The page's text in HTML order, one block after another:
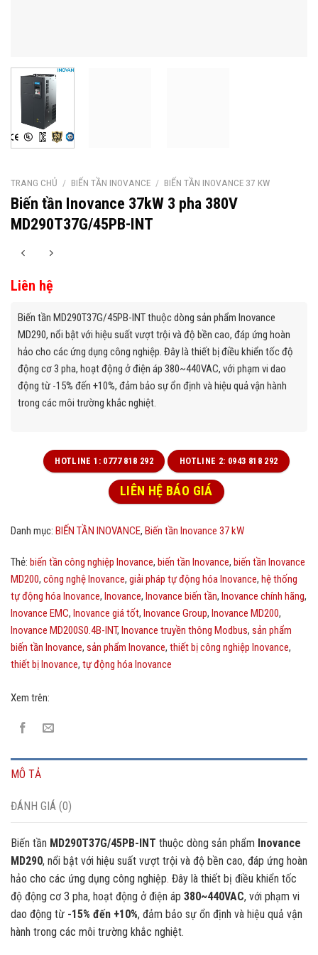
TRANG CHỦ / BIẾN TẦN INOVANCE / BIẾN TẦN INOVANCE 37 KW
Biến tần Inovance 37kW 3 pha 380V
MD290T37G/45PB-INT
Liên hệ
Biến tần MD290T37G/45PB-INT thuộc dòng sản phẩm Inovance
MD290, nổi bật với hiệu suất vượt trội và độ bền cao, đáp ứng hoàn
hảo cho các ứng dụng công nghiệp. Đây là thiết bị điều khiển tốc độ
động cơ 3 pha, hoạt động ở điện áp 380~440VAC, với phạm vi dao
động từ -15% đến +10%, đảm bảo sự ổn định và hiệu quả vận hành
trong các môi trường khắc nghiệt.
HOTLINE 1: 0777 818 292 HOTLINE 2: 0943 818 292
LIÊN HỆ BÁO GIÁ
Danh mục: BIẾN TẦN INOVANCE, Biến tần Inovance 37 kW
Thẻ: biến tần công nghiệp Inovance, biến tần Inovance, biến tần Inovance
MD200, công nghệ Inovance, giải pháp tự động hóa Inovance, hệ thống
tự động hóa Inovance, Inovance, Inovance biến tần, Inovance chính hãng,
Inovance EMC, Inovance giá tốt, Inovance Group, Inovance MD200,
Inovance MD200S0.4B-INT, Inovance truyền thông Modbus, sản phẩm
biến tần Inovance, sản phẩm Inovance, thiết bị công nghiệp Inovance,
thiết bị Inovance, tự động hóa Inovance
Xem trên:
MÔ TẢ
ĐÁNH GIÁ (0)
Biến tần MD290T37G/45PB-INT thuộc dòng sản phẩm Inovance
MD290, nổi bật với hiệu suất vượt trội và độ bền cao, đáp ứng hoàn
hảo cho các ứng dụng công nghiệp. Đây là thiết bị điều khiển tốc
độ động cơ 3 pha, hoạt động ở điện áp 380~440VAC, với phạm vi
dao động từ -15% đến +10%, đảm bảo sự ổn định và hiệu quả vận
hành trong các môi trường khắc nghiệt.